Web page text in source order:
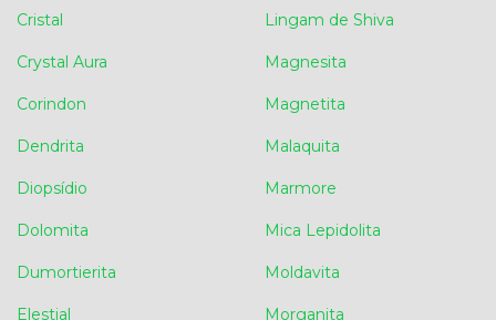
Cristal
Crystal Aura
Corindon
Dendrita
Diopsídio
Dolomita
Dumortierita
Elestial
Lingam de Shiva
Magnesita
Magnetita
Malaquita
Marmore
Mica Lepidolita
Moldavita
Morganita